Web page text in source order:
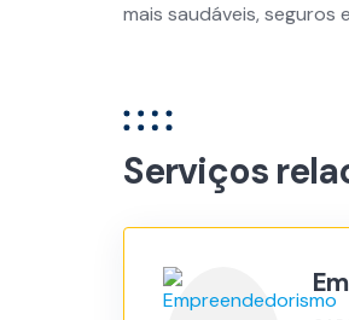
mais saudáveis, seguros
Serviços